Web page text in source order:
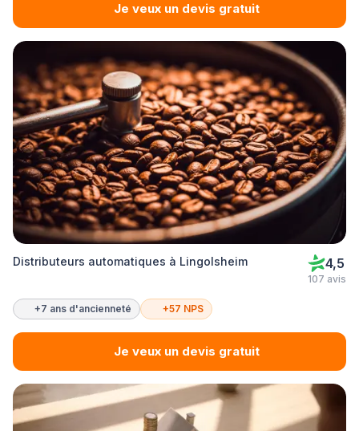
Je veux un devis gratuit
Distributeurs automatiques à Lingolsheim 4,5
107 avis
+7 ans d'ancienneté +57 NPS
Je veux un devis gratuit